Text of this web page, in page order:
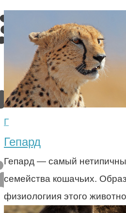
Г
Гепард
Гепард — самый
семейства кошачьих.
физиологиия этого